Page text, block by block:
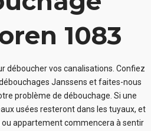
1083
déboucher vos canalisations. Confiez
Janssens et faites-nous
problème de débouchage. Si une
usées resteront dans les tuyaux, et
appartement commencera à sentir